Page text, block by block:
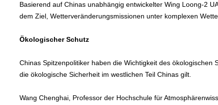
Basierend auf Chinas unabhängig entwickelter Wing Loong-2
dem Ziel, Wetterveränderungsmissionen unter komplexen
Ökologischer Schutz
Chinas Spitzenpolitiker haben die Wichtigkeit des
die ökologische Sicherheit im westlichen Teil Chinas gilt.
Wang Chenghai, Professor der Hochschule für